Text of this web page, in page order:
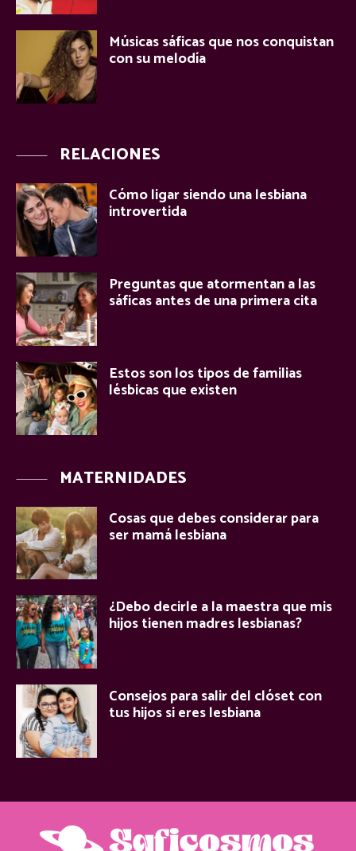
Músicas sáficas que nos conquistan
con su melodía
RELACIONES
Cómo ligar siendo una lesbiana
introvertida
Preguntas que atormentan a las
sáficas antes de una primera cita
Estos son los tipos de familias
lésbicas que existen
MATERNIDADES
Cosas que debes considerar para
ser mamá lesbiana
¿Debo decirle a la maestra que mis
hijos tienen madres lesbianas?
Consejos para salir del clóset con
tus hijos si eres lesbiana